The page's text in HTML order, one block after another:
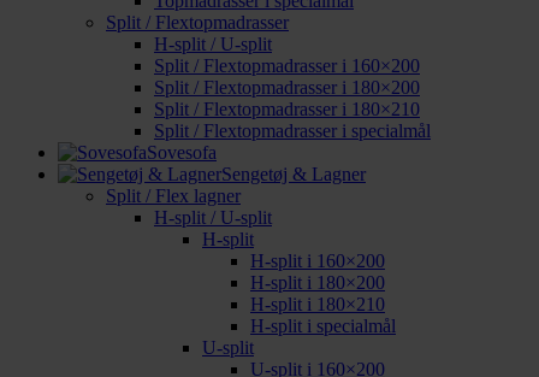
Split / Flextopmadrasser
H-split / U-split
Split / Flextopmadrasser i 160×200
Split / Flextopmadrasser i 180×200
Split / Flextopmadrasser i 180×210
Split / Flextopmadrasser i specialmål
Sovesofa
Sengetøj & Lagner
Split / Flex lagner
H-split / U-split
H-split
H-split i 160×200
H-split i 180×200
H-split i 180×210
H-split i specialmål
U-split
U-split i 160×200